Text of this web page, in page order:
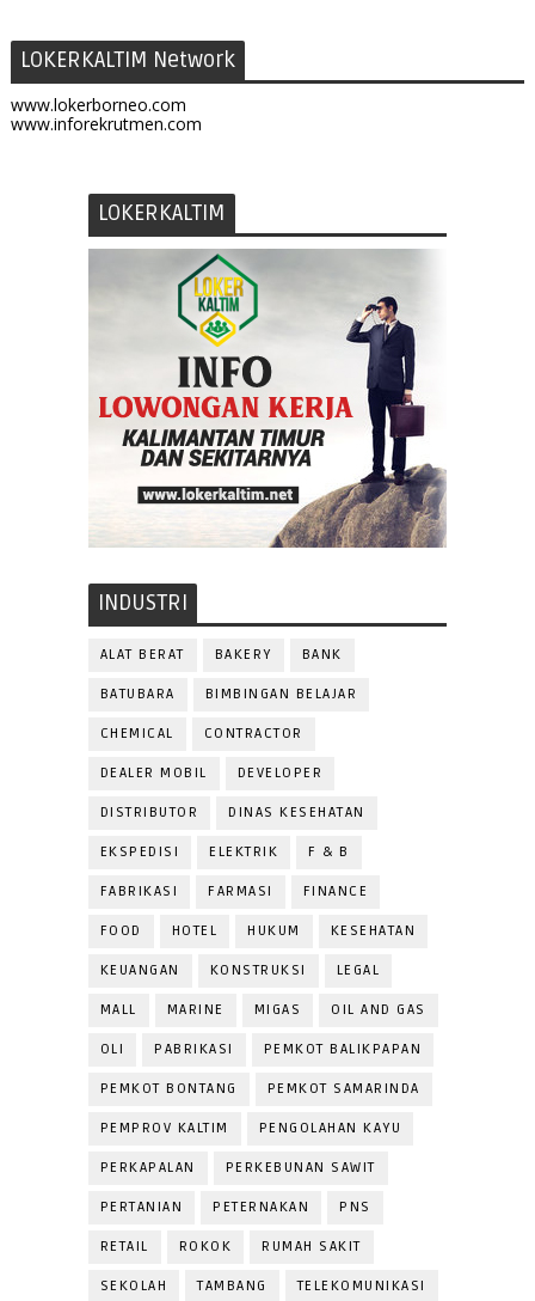
LOKERKALTIM Network
www.lokerborneo.com
www.inforekrutmen.com
LOKERKALTIM
INDUSTRI
ALAT BERAT BAKERY BANK
BATUBARA BIMBINGAN BELAJAR
CHEMICAL CONTRACTOR
DEALER MOBIL DEVELOPER
DISTRIBUTOR DINAS KESEHATAN
EKSPEDISI ELEKTRIK F & B
FABRIKASI FARMASI FINANCE
FOOD HOTEL HUKUM KESEHATAN
KEUANGAN KONSTRUKSI LEGAL
MALL MARINE MIGAS OIL AND GAS
OLI PABRIKASI PEMKOT BALIKPAPAN
PEMKOT BONTANG PEMKOT SAMARINDA
PEMPROV KALTIM PENGOLAHAN KAYU
PERKAPALAN PERKEBUNAN SAWIT
PERTANIAN PETERNAKAN PNS
RETAIL ROKOK RUMAH SAKIT
SEKOLAH TAMBANG TELEKOMUNIKASI